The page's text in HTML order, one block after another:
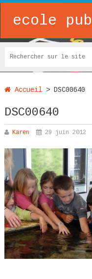
ecole
Accueil> DSC00640
DSC00640
Karen 29 juin 2012